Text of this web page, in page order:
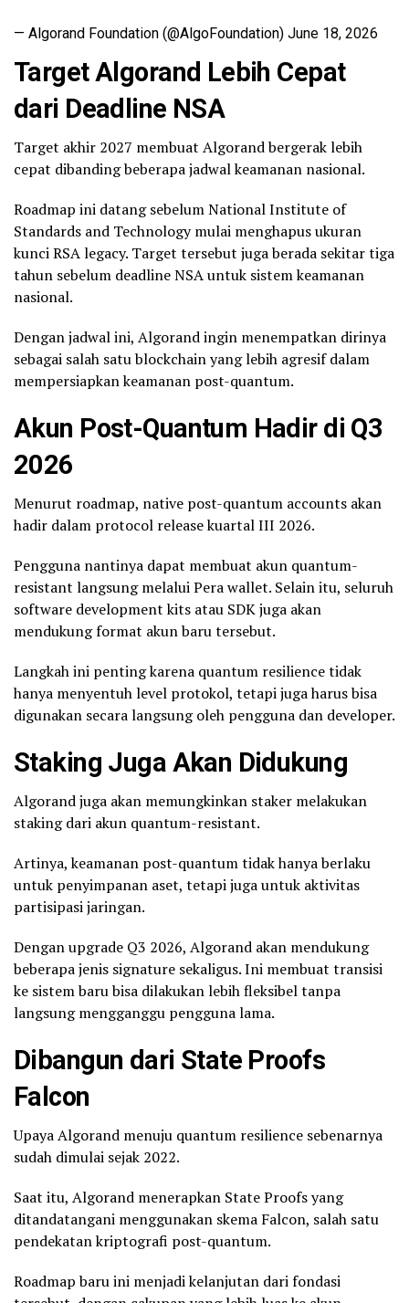
— Algorand Foundation (@AlgoFoundation) June 18, 2026
Target Algorand Lebih Cepat
dari Deadline NSA
Target akhir 2027 membuat Algorand bergerak lebih
cepat dibanding beberapa jadwal keamanan nasional.
Roadmap ini datang sebelum National Institute of
Standards and Technology mulai menghapus ukuran
kunci RSA legacy. Target tersebut juga berada sekitar tiga
tahun sebelum deadline NSA untuk sistem keamanan
nasional.
Dengan jadwal ini, Algorand ingin menempatkan dirinya
sebagai salah satu blockchain yang lebih agresif dalam
mempersiapkan keamanan post-quantum.
Akun Post-Quantum Hadir di Q3
2026
Menurut roadmap, native post-quantum accounts akan
hadir dalam protocol release kuartal III 2026.
Pengguna nantinya dapat membuat akun quantum-
resistant langsung melalui Pera wallet. Selain itu, seluruh
software development kits atau SDK juga akan
mendukung format akun baru tersebut.
Langkah ini penting karena quantum resilience tidak
hanya menyentuh level protokol, tetapi juga harus bisa
digunakan secara langsung oleh pengguna dan developer.
Staking Juga Akan Didukung
Algorand juga akan memungkinkan staker melakukan
staking dari akun quantum-resistant.
Artinya, keamanan post-quantum tidak hanya berlaku
untuk penyimpanan aset, tetapi juga untuk aktivitas
partisipasi jaringan.
Dengan upgrade Q3 2026, Algorand akan mendukung
beberapa jenis signature sekaligus. Ini membuat transisi
ke sistem baru bisa dilakukan lebih fleksibel tanpa
langsung mengganggu pengguna lama.
Dibangun dari State Proofs
Falcon
Upaya Algorand menuju quantum resilience sebenarnya
sudah dimulai sejak 2022.
Saat itu, Algorand menerapkan State Proofs yang
ditandatangani menggunakan skema Falcon, salah satu
pendekatan kriptografi post-quantum.
Roadmap baru ini menjadi kelanjutan dari fondasi